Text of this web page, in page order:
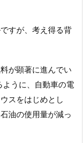
すが、考え得る背
が顕著に進んでい
ように、自動車の電
スをはじめとし
油の使用量が減っ